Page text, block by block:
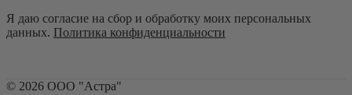
Я даю согласие на сбор и обработку моих персональных
данных. Политика конфиденциальности
© 2026 ООО "Астра"